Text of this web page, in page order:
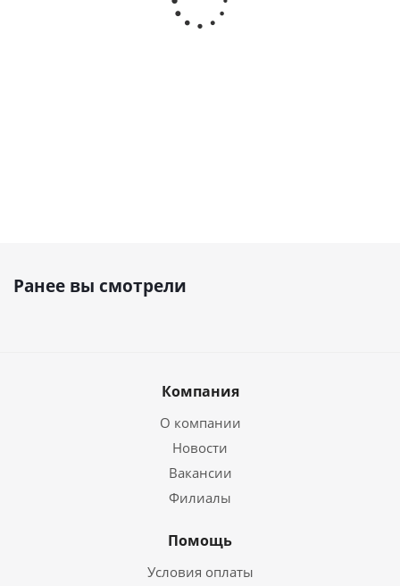
Траверса линейная ТЛК-10.0-6000
Ранее вы смотрели
Компания
О компании
Новости
Вакансии
Филиалы
Помощь
Условия оплаты